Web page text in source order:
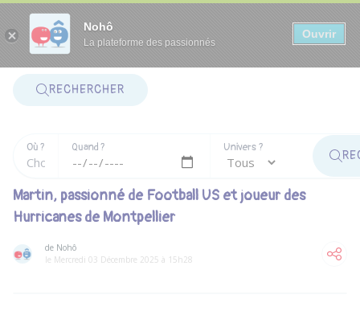
Nohô
La plateforme des passionnés
Ouvrir
RECHERCHER
Où ? Quand ? Univers ?
Martin, passionné de Football US et joueur des
Hurricanes de Montpellier
de Nohô
le Mercredi 03 Décembre 2025 à 15h28
Panneau de gestion des cookies